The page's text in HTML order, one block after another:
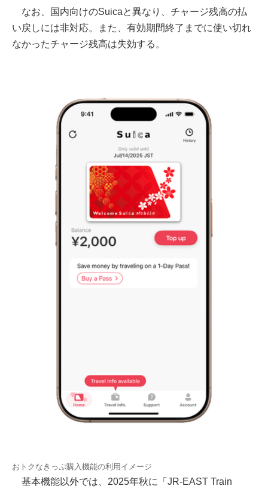
なお、国内向けのSuicaと異なり、チャージ残高の払
い戻しには非対応。また、有効期間終了までに使い切れ
なかったチャージ残高は失効する。
おトクなきっぷ購入機能の利用イメージ
基本機能以外では、2025年秋に「JR-EAST Train